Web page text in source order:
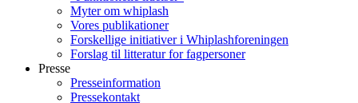
Myter om whiplash
Vores publikationer
Forskellige initiativer i Whiplashforeningen
Forslag til litteratur for fagpersoner
Presse
Presseinformation
Pressekontakt